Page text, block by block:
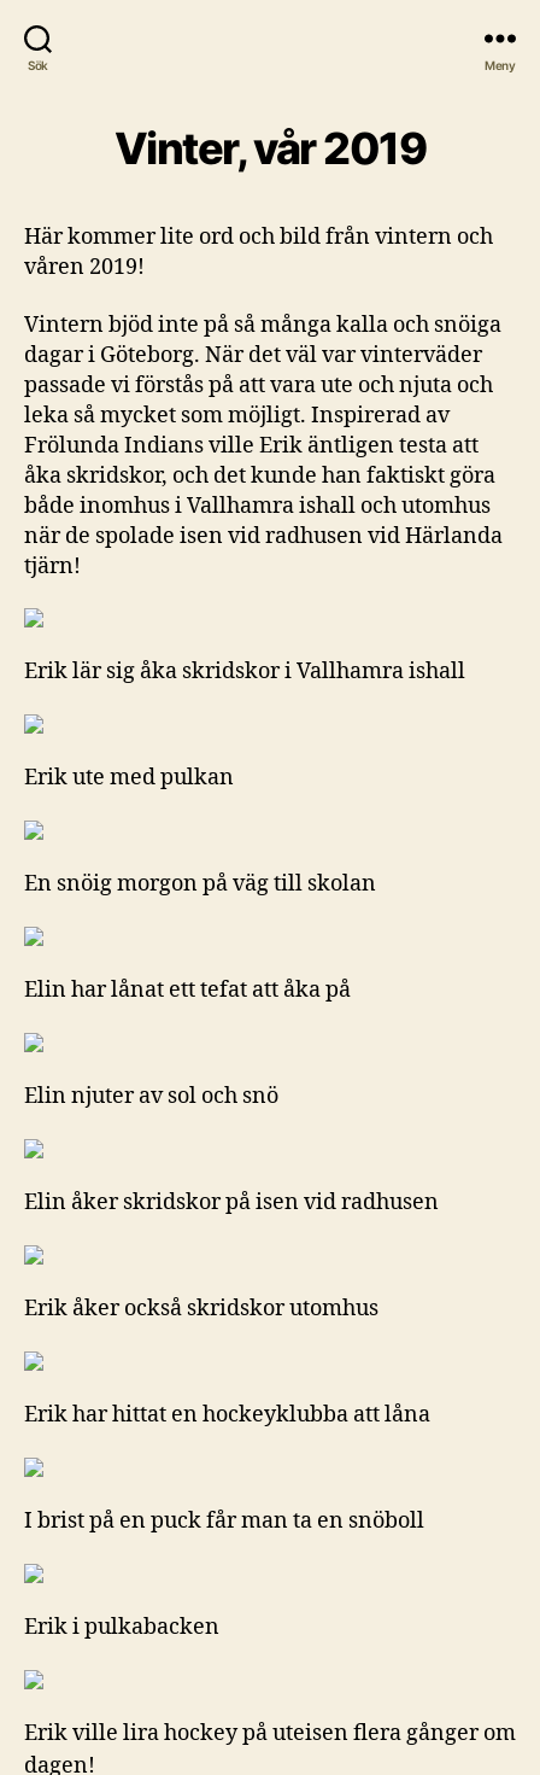
Sök Meny
Vinter, vår 2019
Här kommer lite ord och bild från vintern och
våren 2019!
Vintern bjöd inte på så många kalla och snöiga
dagar i Göteborg. När det väl var vinterväder
passade vi förstås på att vara ute och njuta och
leka så mycket som möjligt. Inspirerad av
Frölunda Indians ville Erik äntligen testa att
åka skridskor, och det kunde han faktiskt göra
både inomhus i Vallhamra ishall och utomhus
när de spolade isen vid radhusen vid Härlanda
tjärn!
Erik lär sig åka skridskor i Vallhamra ishall
Erik ute med pulkan
En snöig morgon på väg till skolan
Elin har lånat ett tefat att åka på
Elin njuter av sol och snö
Elin åker skridskor på isen vid radhusen
Erik åker också skridskor utomhus
Erik har hittat en hockeyklubba att låna
I brist på en puck får man ta en snöboll
Erik i pulkabacken
Erik ville lira hockey på uteisen flera gånger om
dagen!